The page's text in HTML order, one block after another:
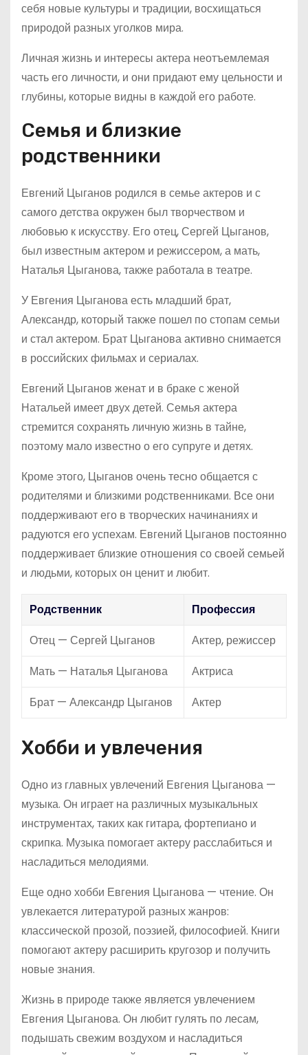
себя новые культуры и традиции, восхищаться
природой разных уголков мира.
Личная жизнь и интересы актера неотъемлемая
часть его личности, и они придают ему цельности и
глубины, которые видны в каждой его работе.
Семья и близкие
родственники
Евгений Цыганов родился в семье актеров и с
самого детства окружен был творчеством и
любовью к искусству. Его отец, Сергей Цыганов,
был известным актером и режиссером, а мать,
Наталья Цыганова, также работала в театре.
У Евгения Цыганова есть младший брат,
Александр, который также пошел по стопам семьи
и стал актером. Брат Цыганова активно снимается
в российских фильмах и сериалах.
Евгений Цыганов женат и в браке с женой
Натальей имеет двух детей. Семья актера
стремится сохранять личную жизнь в тайне,
поэтому мало известно о его супруге и детях.
Кроме этого, Цыганов очень тесно общается с
родителями и близкими родственниками. Все они
поддерживают его в творческих начинаниях и
радуются его успехам. Евгений Цыганов постоянно
поддерживает близкие отношения со своей семьей
и людьми, которых он ценит и любит.
Родственник
Профессия
Отец — Сергей Цыганов
Актер, режиссер
Мать — Наталья Цыганова
Актриса
Брат — Александр Цыганов
Актер
Хобби и увлечения
Одно из главных увлечений Евгения Цыганова —
музыка. Он играет на различных музыкальных
инструментах, таких как гитара, фортепиано и
скрипка. Музыка помогает актеру расслабиться и
насладиться мелодиями.
Еще одно хобби Евгения Цыганова — чтение. Он
увлекается литературой разных жанров:
классической прозой, поэзией, философией. Книги
помогают актеру расширить кругозор и получить
новые знания.
Жизнь в природе также является увлечением
Евгения Цыганова. Он любит гулять по лесам,
подышать свежим воздухом и насладиться